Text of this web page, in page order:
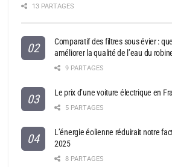
13 PARTAGES
Comparatif des filtres sous évier :
améliorer la qualité de l’eau du
9 PARTAGES
Le prix d’une voiture électrique en
5 PARTAGES
L’énergie éolienne réduirait notre
2025
8 PARTAGES